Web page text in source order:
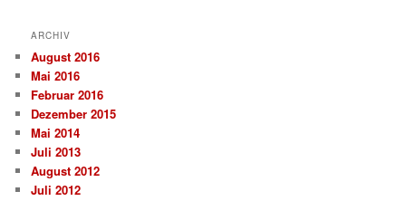
ARCHIV
August 2016
Mai 2016
Februar 2016
Dezember 2015
Mai 2014
Juli 2013
August 2012
Juli 2012